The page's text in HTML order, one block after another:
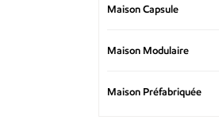
Maison Capsule
Maison Modulaire
Maison Préfabriquée